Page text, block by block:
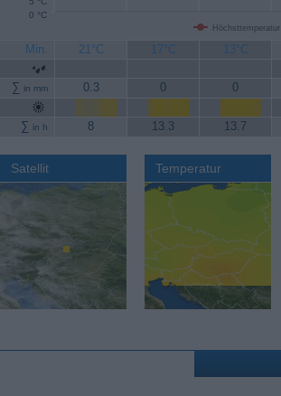
Höchsttemperatur
0 °C
Min. 21°C 17°C 13°C
∑ in mm 0.3 0 0
∑ in h 8 13.3 13.7
Satellit Temperatur